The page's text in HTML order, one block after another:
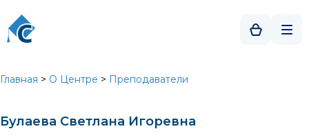
Главная > О Центре > Преподаватели
Булаева Светлана Игоревна